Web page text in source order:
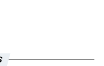
discusso, ma la